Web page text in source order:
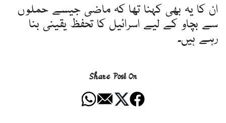
ان کا یہ بھی کہنا تھا کہ ماضی جیسے حملوں
سے بچاو کے لیے اسرائیل کا تحفظ یقینی بنا
رہے ہیں۔
Share Post On